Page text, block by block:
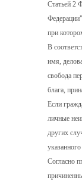
Статьей 2
при
В
имя,
свобода
блага,
Если
личные
других
Согласно